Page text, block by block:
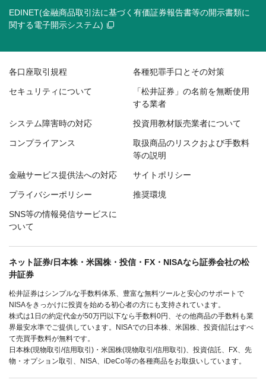
EDINET(金融商品取引法に基づく有価証券報告書等の開示書類に
関する電子開示システム)
各口座取引規程 各種犯罪手口とその対策
セキュリティについて
「松井証券」の名前を無断使用
する業者
システム障害時の対応 投資用教材販売業者について
コンプライアンス
取扱商品のリスクおよび手数料
等の説明
金融サービス提供法への対応 サイトポリシー
プライバシーポリシー 推奨環境
SNS等の情報発信サービスに
ついて
ネット証券/日本株・米国株・投信・FX・NISAなら証券会社の松
井証券
松井証券はシンプルな手数料体系、豊富な無料ツールと安心のサポートで
NISAをきっかけに投資を始める初心者の方にも支持されています。
株式は1日の約定代金が50万円以下なら手数料0円、その他商品の手数料も業
界最安水準でご提供しています。NISAでの日本株、米国株、投資信託はすべ
て売買手数料が無料です。
日本株(現物取引/信用取引)・米国株(現物取引/信用取引)、投資信託、FX、先
物・オプション取引、NISA、iDeCo等の各種商品をお取扱いしています。